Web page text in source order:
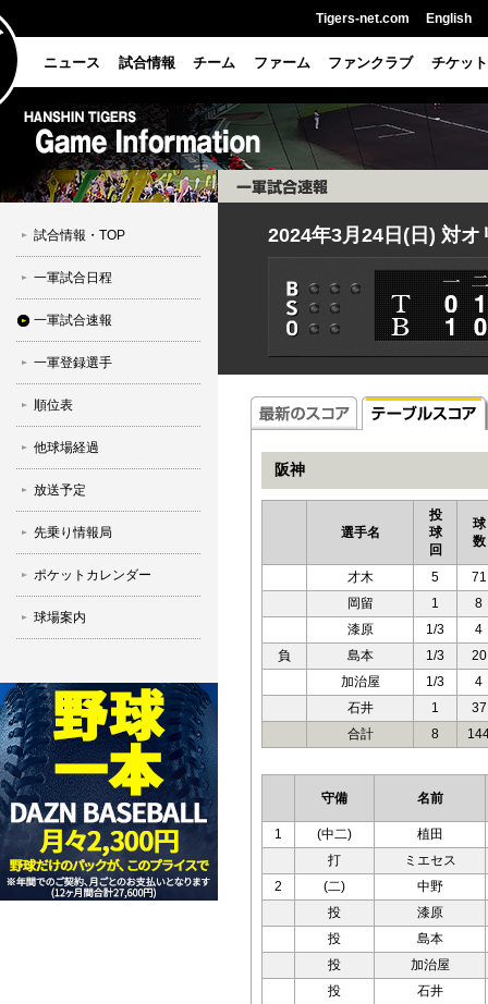
Tigers-net.com English
ニュース 試合情報 チーム ファーム ファンクラブ チケット
試合情報・TOP
一軍試合日程
一軍試合速報
一軍登録選手
順位表
他球場経過
放送予定
先乗り情報局
ポケットカレンダー
球場案内
2024年3月24日(日) 対
阪神
選手名
投
球
回
球
数
才木 5
71
岡留
1
8
漆原
1/3
4
負
島本 1/3
20
加治屋
1/3
4
石井
1
37
合計
8
守備 名前
1 (中二)
植田
打
ミエセス
2
(二)
中野
投
漆原
投
島本
投
加治屋
投
石井